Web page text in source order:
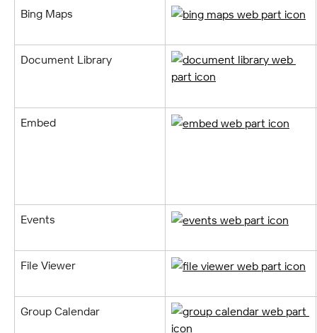
Bing Maps
Document Library
Embed
Events
File Viewer
Group Calendar